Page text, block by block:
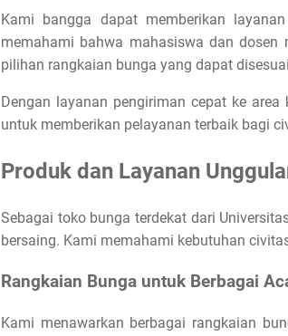
Kami bangga dapat memberikan
memahami bahwa mahasiswa dan dosen
pilihan rangkaian bunga yang dapat
Dengan layanan pengiriman cepat ke
untuk memberikan pelayanan terbaik bagi
Produk dan Layanan
Sebagai toko bunga terdekat dari
bersaing. Kami memahami kebutuhan
Rangkaian Bunga untuk Berbagai
Kami menawarkan berbagai rangkaian